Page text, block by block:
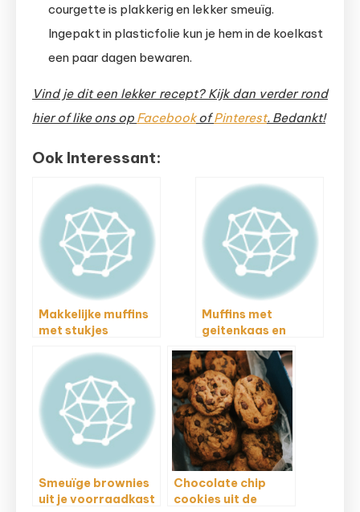
courgette is plakkerig en lekker smeuïg.
Ingepakt in plasticfolie kun je hem in de koelkast
een paar dagen bewaren.
Vind je dit een lekker recept? Kijk dan verder rond
hier of like ons op FacebookofPinterest. Bedankt!
Ook Interessant:
Makkelijke muffins
met stukjes
Muffins met
geitenkaas en
Smeuïge brownies
uit je voorraadkast
Chocolate chip
cookies uit de